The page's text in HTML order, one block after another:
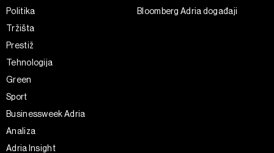
Politika
Tržišta
Prestiž
Tehnologija
Green
Sport
Businessweek Adria
Analiza
Adria Insight
Bloomberg Adria događaji